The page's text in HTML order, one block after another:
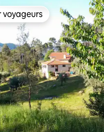
les plus